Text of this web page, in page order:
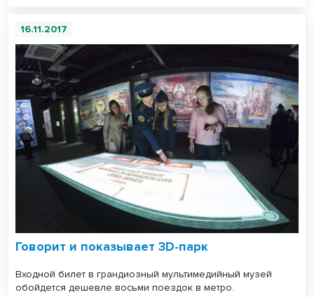
16.11.2017
Говорит и показывает 3D-парк
Входной билет в грандиозный мультимедийный музей
обойдется дешевле восьми поездок в метро.